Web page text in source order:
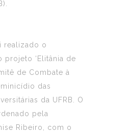
realizado o
projeto ‘Elitânia de
de Combate à
das
da UFRB. O
pela
Ribeiro, com o